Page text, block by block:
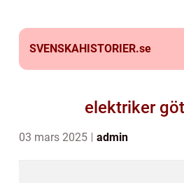
SVENSKAHISTORIER.se
elektriker
03 mars 2025 admin